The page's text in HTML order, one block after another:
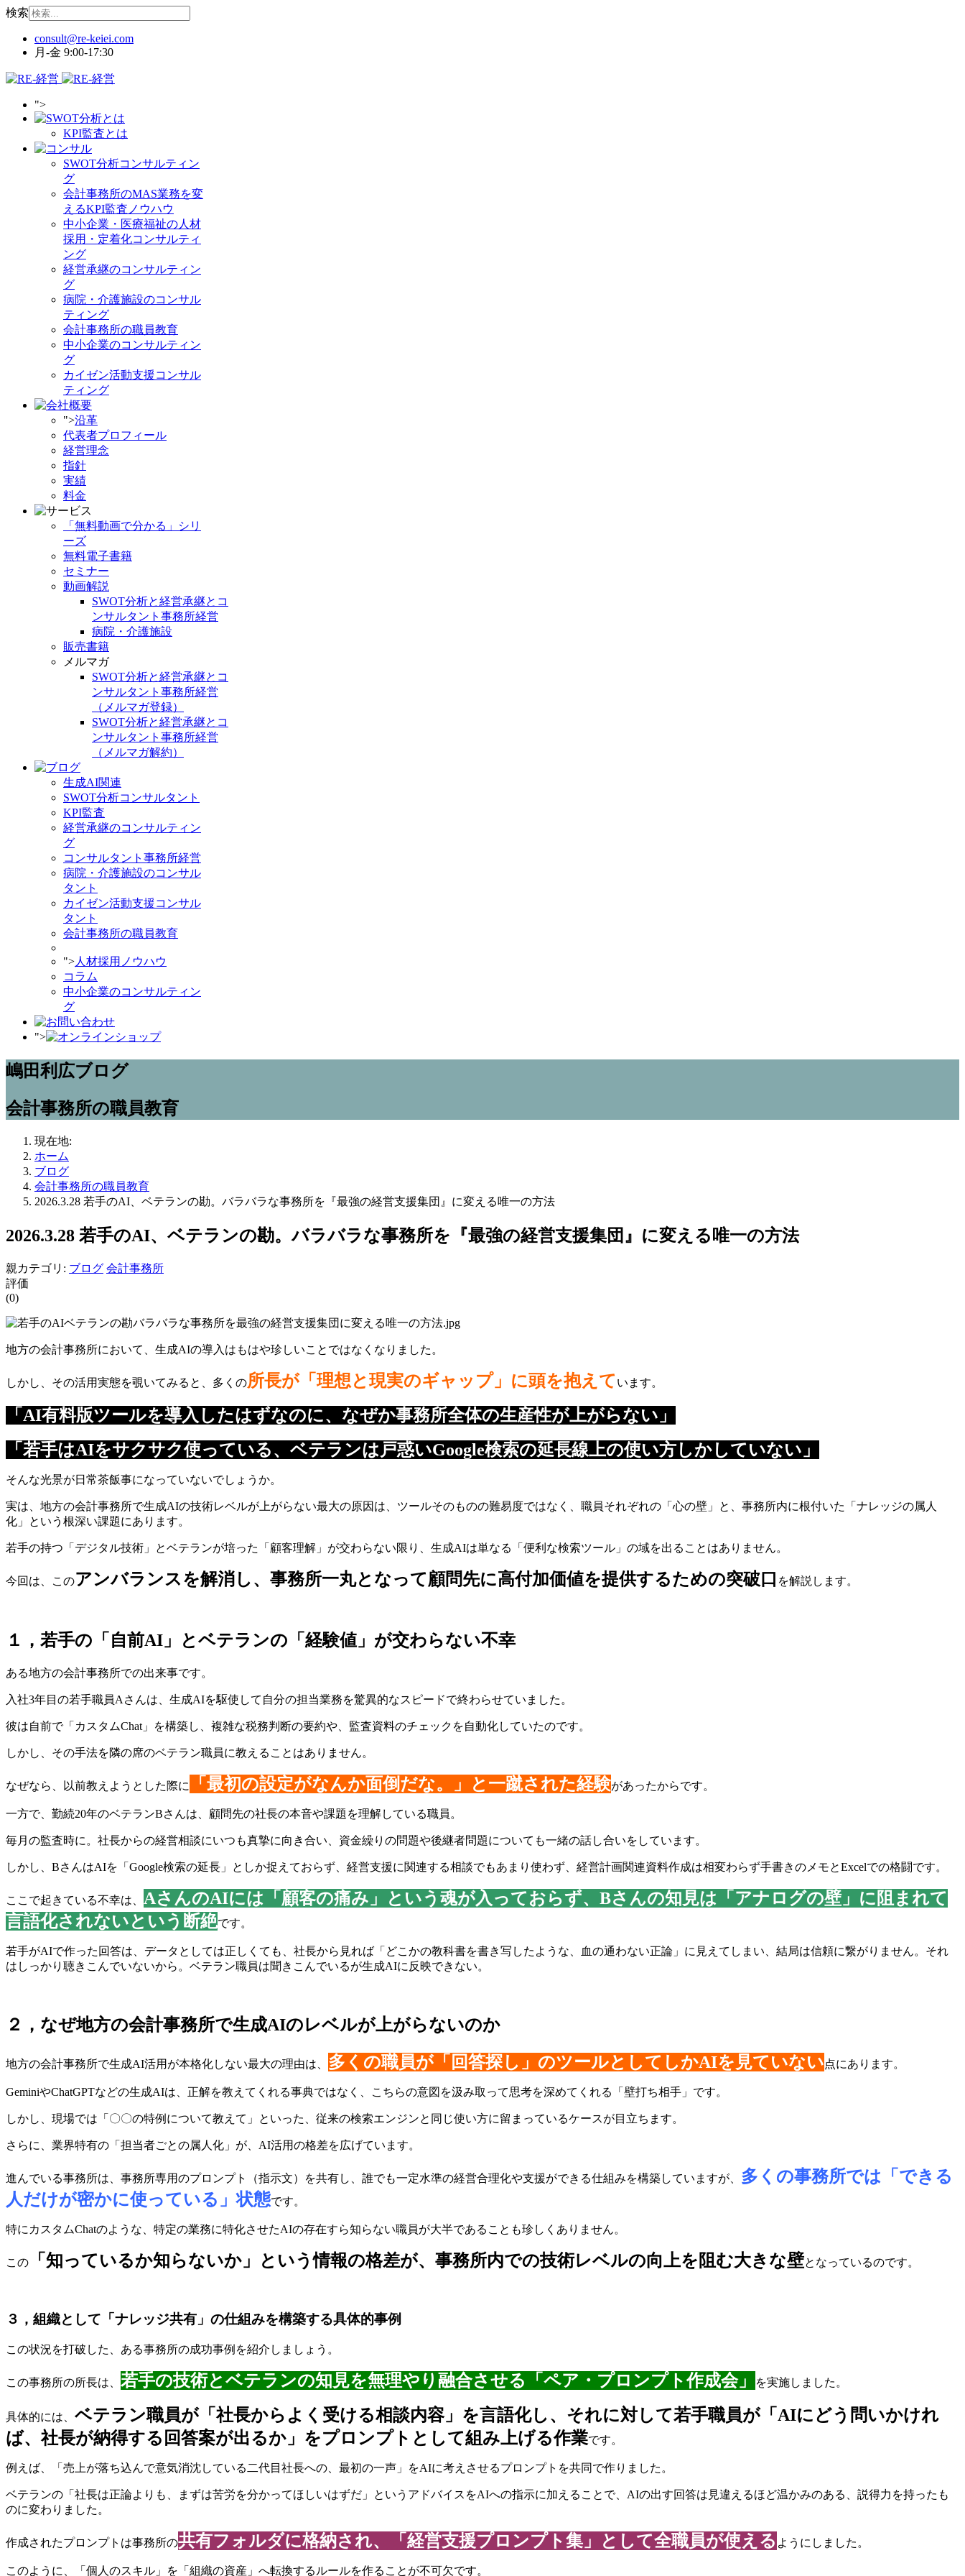
検索
月-金 9:00-17:30
">
KPI監査とは
SWOT分析コンサルティン
グ
会計事務所のMAS業務を変
えるKPI監査ノウハウ
中小企業・医療福祉の人材
採用・定着化コンサルティ
ング
経営承継のコンサルティン
グ
病院・介護施設のコンサル
ティング
会計事務所の職員教育
中小企業のコンサルティン
グ
カイゼン活動支援コンサル
ティング
">沿革
代表者プロフィール
経営理念
指針
実績
料金
「無料動画で分かる」シリ
ーズ
無料電子書籍
セミナー
動画解説
SWOT分析と経営承継とコ
ンサルタント事務所経営
病院・介護施設
販売書籍
メルマガ
SWOT分析と経営承継とコ
ンサルタント事務所経営
（メルマガ登録）
SWOT分析と経営承継とコ
ンサルタント事務所経営
（メルマガ解約）
生成AI関連
SWOT分析コンサルタント
KPI監査
経営承継のコンサルティン
グ
コンサルタント事務所経営
病院・介護施設のコンサル
タント
カイゼン活動支援コンサル
タント
会計事務所の職員教育
">人材採用ノウハウ
コラム
中小企業のコンサルティン
グ
">
嶋田利広ブログ
会計事務所の職員教育
現在地:
ホーム
ブログ
会計事務所の職員教育
2026.3.28 若手のAI、ベテランの勘。バラバラな事務所を『最強の経営支援集団』に変える唯一の方法
2026.3.28 若手のAI、ベテランの勘。バラバラな事務所を『最強の経営支援集団』に変える唯一の方法
親カテゴリ: ブログ 会計事務所
評価
(0)
地方の会計事務所において、生成AIの導入はもはや珍しいことではなくなりました。
しかし、その活用実態を覗いてみると、多くの所長が「理想と現実のギャップ」に頭を抱えて います。
「AI有料版ツールを導入したはずなのに、なぜか事務所全体の生産性が上がらない」
「若手はAIをサクサク使っている、ベテランは戸惑いGoogle検索の延長線上の使い方しかしていない」
そんな光景が日常茶飯事になっていないでしょうか。
実は、地方の会計事務所で生成AIの技術レベルが上がらない最大の原因は、ツールそのものの難易度ではなく、職員それぞれの「心の壁」と、事務所内に根付いた「ナレッジの属人
化」という根深い課題にあります。
若手の持つ「デジタル技術」とベテランが培った「顧客理解」が交わらない限り、生成AIは単なる「便利な検索ツール」の域を出ることはありません。
今回は、このアンバランスを解消し、事務所一丸となって顧問先に高付加価値を提供するための突破口 を解説します。
１，若手の「自前AI」とベテランの「経験値」が交わらない不幸
ある地方の会計事務所での出来事です。
入社3年目の若手職員Aさんは、生成AIを駆使して自分の担当業務を驚異的なスピードで終わらせていました。
彼は自前で「カスタムChat」を構築し、複雑な税務判断の要約や、監査資料のチェックを自動化していたのです。
しかし、その手法を隣の席のベテラン職員に教えることはありません。
なぜなら、以前教えようとした際に 「最初の設定がなんか面倒だな。」と一蹴された経験があったからです。
一方で、勤続20年のベテランBさんは、顧問先の社長の本音や課題を理解している職員。
毎月の監査時に。社長からの経営相談にいつも真摯に向き合い、資金繰りの問題や後継者問題についても一緒の話し合いをしています。
しかし、BさんはAIを「Google検索の延長」としか捉えておらず、経営支援に関連する相談でもあまり使わず、経営計画関連資料作成は相変わらず手書きのメモとExcelでの格闘です。
ここで起きている不幸は、 AさんのAIには「顧客の痛み」という魂が入っておらず、Bさんの知見は「アナログの壁」に阻まれて
言語化されないという断絶です。
若手がAIで作った回答は、データとしては正しくても、社長から見れば「どこかの教科書を書き写したような、血の通わない正論」に見えてしまい、結局は信頼に繋がりません。それ
はしっかり聴きこんでいないから。ベテラン職員は聞きこんでいるが生成AIに反映できない。
２，なぜ地方の会計事務所で生成AIのレベルが上がらないのか
地方の会計事務所で生成AI活用が本格化しない最大の理由は、 多くの職員が「回答探し」のツールとしてしかAIを見ていない点にあります。
GeminiやChatGPTなどの生成AIは、正解を教えてくれる事典ではなく、こちらの意図を汲み取って思考を深めてくれる「壁打ち相手」です。
しかし、現場では「〇〇の特例について教えて」といった、従来の検索エンジンと同じ使い方に留まっているケースが目立ちます。
さらに、業界特有の「担当者ごとの属人化」が、AI活用の格差を広げています。
進んでいる事務所は、事務所専用のプロンプト（指示文）を共有し、誰でも一定水準の経営合理化や支援ができる仕組みを構築していますが、 多くの事務所では「できる
人だけが密かに使っている」状態です。
特にカスタムChatのような、特定の業務に特化させたAIの存在すら知らない職員が大半であることも珍しくありません。
この 「知っているか知らないか」という情報の格差が、事務所内での技術レベルの向上を阻む大きな壁となっているのです。
３，組織として「ナレッジ共有」の仕組みを構築する具体的事例
この状況を打破した、ある事務所の成功事例を紹介しましょう。
この事務所の所長は、 若手の技術とベテランの知見を無理やり融合させる「ペア・プロンプト作成会」 を実施しました。
具体的には、 ベテラン職員が「社長からよく受ける相談内容」を言語化し、それに対して若手職員が「AIにどう問いかけれ
ば、社長が納得する回答案が出るか」をプロンプトとして組み上げる作業です。
例えば、「売上が落ち込んで意気消沈している二代目社長への、最初の一声」をAIに考えさせるプロンプトを共同で作りました。
ベテランの「社長は正論よりも、まずは苦労を分かってほしいはずだ」というアドバイスをAIへの指示に加えることで、AIの出す回答は見違えるほど温かみのある、説得力を持ったも
のに変わりました。
作成されたプロンプトは事務所の共有フォルダに格納され、「経営支援プロンプト集」として全職員が使える ようにしました。
このように、「個人のスキル」を「組織の資産」へ転換するルールを作ることが不可欠です。